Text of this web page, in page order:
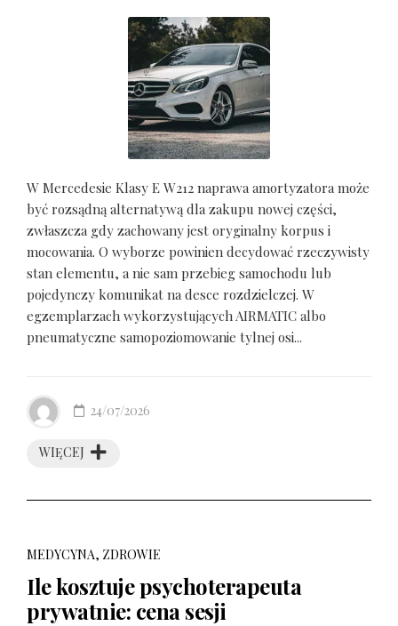
W Mercedesie Klasy E W212 naprawa amortyzatora może
być rozsądną alternatywą dla zakupu nowej części,
zwłaszcza gdy zachowany jest oryginalny korpus i
mocowania. O wyborze powinien decydować rzeczywisty
stan elementu, a nie sam przebieg samochodu lub
pojedynczy komunikat na desce rozdzielczej. W
egzemplarzach wykorzystujących AIRMATIC albo
pneumatyczne samopoziomowanie tylnej osi...
WIĘCEJ
24/07/2026
MEDYCYNA, ZDROWIE
Ile kosztuje psychoterapeuta
prywatnie: cena sesji